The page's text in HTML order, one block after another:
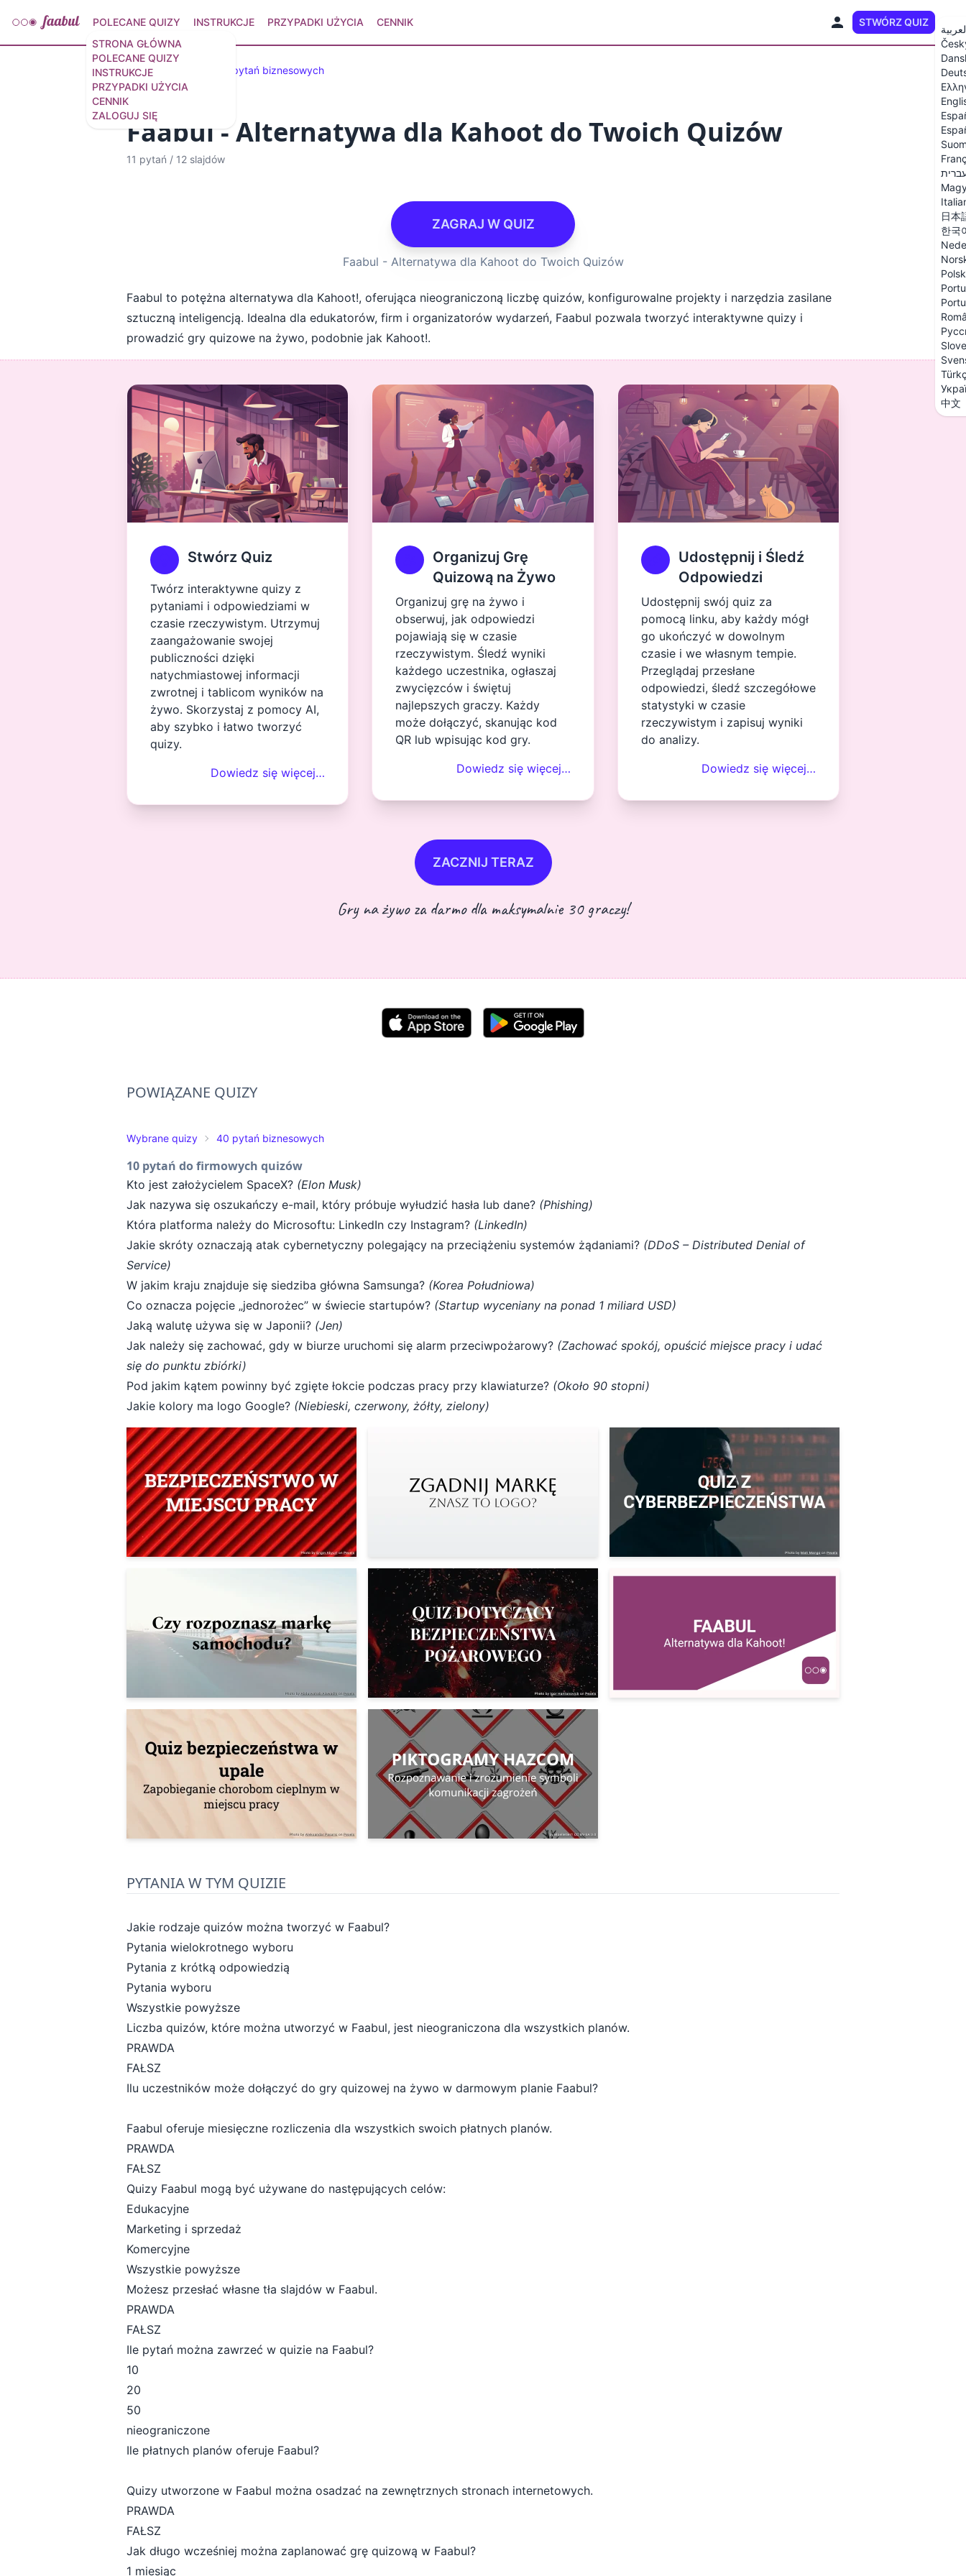
STRONA GŁÓWNA
POLECANE QUIZY
INSTRUKCJE
PRZYPADKI UŻYCIA
CENNIK
ZALOGUJ SIĘ
POLECANE QUIZY INSTRUKCJE PRZYPADKI UŻYCIA CENNIK STWÓRZ QUIZ
日本
한국
中文
Wybrane quizy 40 pytań biznesowych
Faabul - Alternatywa dla Kahoot do Twoich Quizów
11 pytań / 12 slajdów
ZAGRAJ W QUIZ
Faabul - Alternatywa dla Kahoot do Twoich Quizów
Faabul to potężna alternatywa dla Kahoot!, oferująca nieograniczoną liczbę quizów, konfigurowalne projekty i narzędzia zasilane
sztuczną inteligencją. Idealna dla edukatorów, firm i organizatorów wydarzeń, Faabul pozwala tworzyć interaktywne quizy i
prowadzić gry quizowe na żywo, podobnie jak Kahoot!.
Stwórz Quiz
Twórz interaktywne quizy z
pytaniami i odpowiedziami w
czasie rzeczywistym. Utrzymuj
zaangażowanie swojej
publiczności dzięki
natychmiastowej informacji
zwrotnej i tablicom wyników na
żywo. Skorzystaj z pomocy AI,
aby szybko i łatwo tworzyć
quizy.
Dowiedz się więcej…
Organizuj Grę
Quizową na Żywo
Organizuj grę na żywo i
obserwuj, jak odpowiedzi
pojawiają się w czasie
rzeczywistym. Śledź wyniki
każdego uczestnika, ogłaszaj
zwycięzców i świętuj
najlepszych graczy. Każdy
może dołączyć, skanując kod
QR lub wpisując kod gry.
Dowiedz się więcej…
Udostępnij i Śledź
Odpowiedzi
Udostępnij swój quiz za
pomocą linku, aby każdy mógł
go ukończyć w dowolnym
czasie i we własnym tempie.
Przeglądaj przesłane
odpowiedzi, śledź szczegółowe
statystyki w czasie
rzeczywistym i zapisuj wyniki
do analizy.
Dowiedz się więcej…
ZACZNIJ TERAZ
Gry na żywo za darmo dla maksymalnie 30 graczy!
POWIĄZANE QUIZY
Wybrane quizy 40 pytań biznesowych
10 pytań do firmowych quizów
Kto jest założycielem SpaceX? (Elon Musk)
Jak nazywa się oszukańczy e-mail, który próbuje wyłudzić hasła lub dane? (Phishing)
Która platforma należy do Microsoftu: LinkedIn czy Instagram? (LinkedIn)
Jakie skróty oznaczają atak cybernetyczny polegający na przeciążeniu systemów żądaniami? (DDoS – Distributed Denial of
Service)
W jakim kraju znajduje się siedziba główna Samsunga? (Korea Południowa)
Co oznacza pojęcie „jednorożec” w świecie startupów? (Startup wyceniany na ponad 1 miliard USD)
Jaką walutę używa się w Japonii? (Jen)
Jak należy się zachować, gdy w biurze uruchomi się alarm przeciwpożarowy? (Zachować spokój, opuścić miejsce pracy i udać
się do punktu zbiórki)
Pod jakim kątem powinny być zgięte łokcie podczas pracy przy klawiaturze? (Około 90 stopni)
Jakie kolory ma logo Google? (Niebieski, czerwony, żółty, zielony)
PYTANIA W TYM QUIZIE
Jakie rodzaje quizów można tworzyć w Faabul?
Pytania wielokrotnego wyboru
Pytania z krótką odpowiedzią
Pytania wyboru
Wszystkie powyższe
Liczba quizów, które można utworzyć w Faabul, jest nieograniczona dla wszystkich planów.
PRAWDA
FAŁSZ
Ilu uczestników może dołączyć do gry quizowej na żywo w darmowym planie Faabul?
Faabul oferuje miesięczne rozliczenia dla wszystkich swoich płatnych planów.
PRAWDA
FAŁSZ
Quizy Faabul mogą być używane do następujących celów:
Edukacyjne
Marketing i sprzedaż
Komercyjne
Wszystkie powyższe
Możesz przesłać własne tła slajdów w Faabul.
PRAWDA
FAŁSZ
Ile pytań można zawrzeć w quizie na Faabul?
10
20
50
nieograniczone
Ile płatnych planów oferuje Faabul?
Quizy utworzone w Faabul można osadzać na zewnętrznych stronach internetowych.
PRAWDA
FAŁSZ
Jak długo wcześniej można zaplanować grę quizową w Faabul?
1 miesiąc